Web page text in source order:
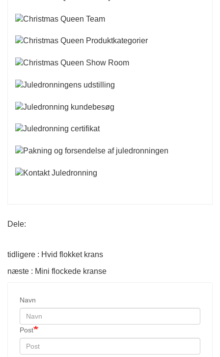
Dele:
tidligere : Hvid flokket krans
næste : Mini flockede kranse
Navn
Post